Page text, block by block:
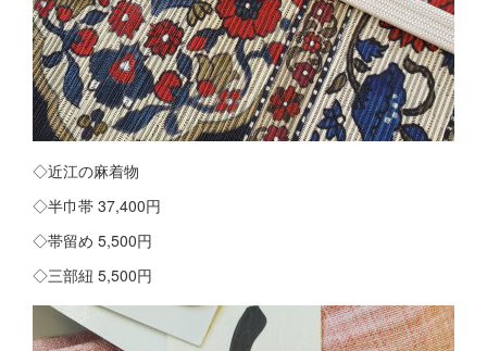
◇近江の麻着物
◇半巾帯 37,400円
◇帯留め 5,500円
◇三部紐 5,500円